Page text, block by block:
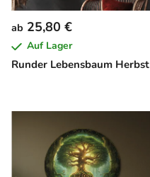
Runder Lebensbaum Herbst
ab 25,80 €
Auf Lager